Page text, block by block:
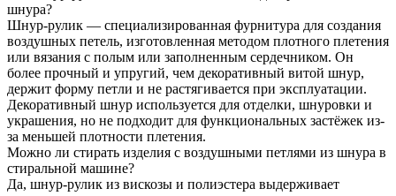
шнура?
Шнур-рулик — специализированная фурнитура для создания
воздушных петель, изготовленная методом плотного плетения
или вязания с полым или заполненным сердечником. Он
более прочный и упругий, чем декоративный витой шнур,
держит форму петли и не растягивается при эксплуатации.
Декоративный шнур используется для отделки, шнуровки и
украшения, но не подходит для функциональных застёжек из-
за меньшей плотности плетения.
Можно ли стирать изделия с воздушными петлями из шнура в
стиральной машине?
Да, шнур-рулик из вискозы и полиэстера выдерживает